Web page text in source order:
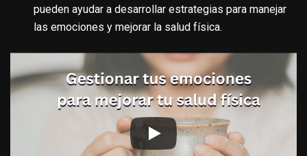
pueden ayudar a desarrollar estrategias para manejar
las emociones y mejorar la salud física.